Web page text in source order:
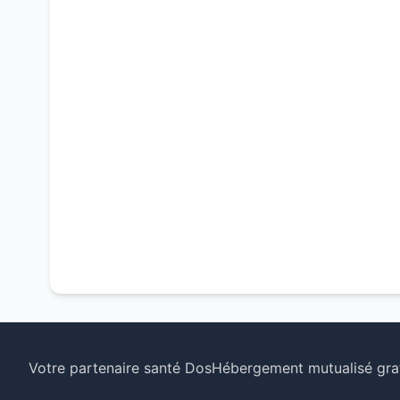
Votre partenaire santé DosHébergement mutualisé